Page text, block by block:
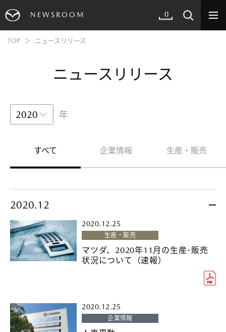
NEWSROOM 0
TOP ニュースリリース
ニュースリリース
年
すべて 企業情報 生産・販売
2020.12
2020.12.25
生産・販売
マツダ、2020年11月の生産･販売
状況について（速報）
2020.12.25
企業情報